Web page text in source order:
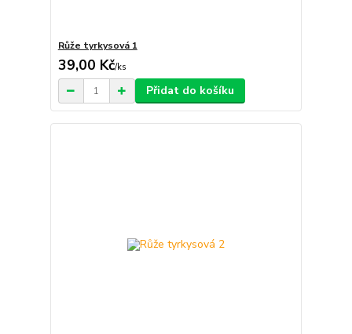
Růže tyrkysová 1
39,00 Kč/ks
Přidat do košíku